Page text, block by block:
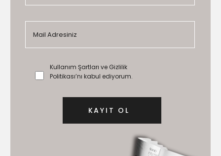
Kullanım Şartları ve Gizlilik
Politikası’nı kabul ediyorum.